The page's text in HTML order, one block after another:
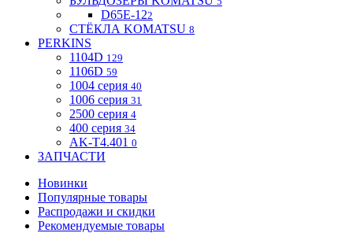
D65E-122
СТЁКЛА KOMATSU 8
PERKINS
1104D 129
1106D 59
1004 серия 40
1006 серия 31
2500 серия 4
400 серия 34
AK-T4.401 0
ЗАПЧАСТИ
Новинки
Популярные товары
Распродажи и скидки
Рекомендуемые товары